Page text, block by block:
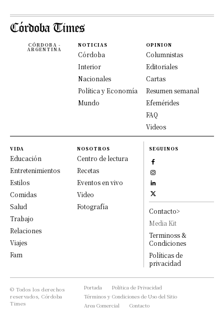
CÓRDOBA -
ARGENTINA
NOTICIAS
Córdoba
Interior
Nacionales
Política y Economía
Mundo
OPINION
Columnistas
Editoriales
Cartas
Resumen semanal
Efemérides
FAQ
Videos
VIDA
Educación
Entretenimientos
Estilos
Comidas
Salud
Trabajo
Relaciones
Viajes
Fam
NOSOTROS
Centro de lectura
Recetas
Eventos en vivo
Video
Fotografía
SEGUINOS
Contacto>
Media Kit
Terminoss &
Condiciones
Políticas de
privacidad
© Todos los derechos
reservados, Córdoba
Times
Portada
Política de Privacidad
Términos y Condiciones de Uso del Sitio
Area Comercial
Contacto